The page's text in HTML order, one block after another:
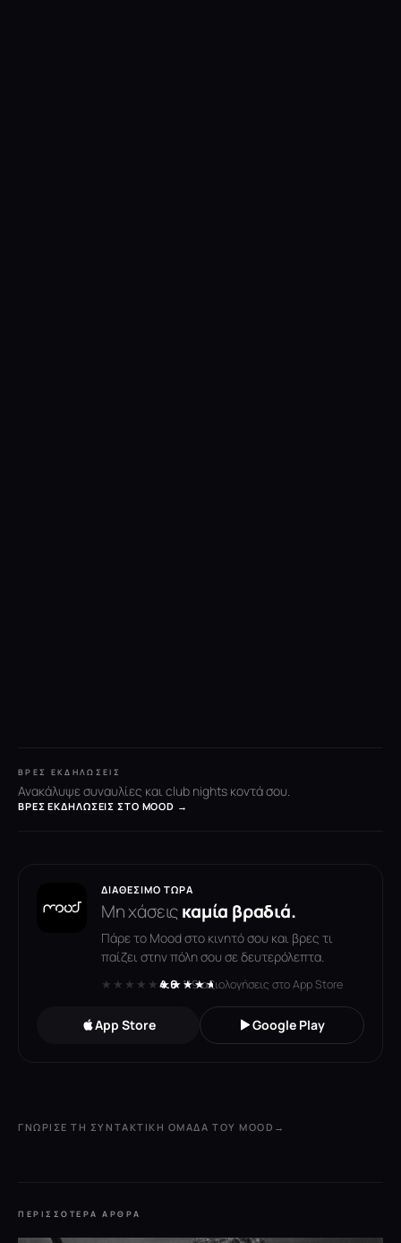
ΒΡΕΣ ΕΚΔΗΛΏΣΕΙΣ
Ανακάλυψε συναυλίες και club nights κοντά σου.
ΒΡΕΣ ΕΚΔΗΛΏΣΕΙΣ ΣΤΟ MOOD →
ΔΙΑΘΈΣΙΜΟ ΤΏΡΑ
Μη χάσειςκαμία βραδιά.
Πάρε το Mood στο κινητό σου και βρες τι
παίζει στην πόλη σου σε δευτερόλεπτα.
★★★★★★★★★★
4.6· 119 αξιολογήσεις στο App Store
App Store Google Play
ΓΝΏΡΙΣΕ ΤΗ ΣΥΝΤΑΚΤΙΚΉ ΟΜΆΔΑ ΤΟΥ MOOD →
ΠΕΡΙΣΣΌΤΕΡΑ ΆΡΘΡΑ